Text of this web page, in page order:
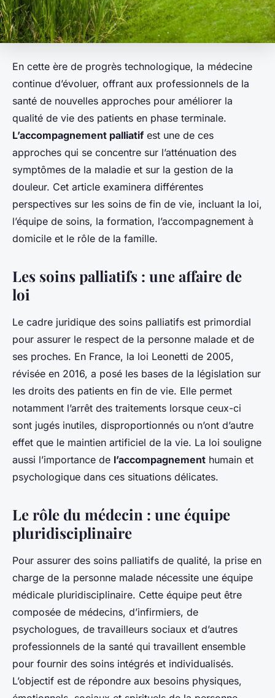
En cette ère de progrès technologique, la médecine
continue d’évoluer, offrant aux professionnels de la
santé de nouvelles approches pour améliorer la
qualité de vie des patients en phase terminale.
L’accompagnement palliatif est une de ces
approches qui se concentre sur l’atténuation des
symptômes de la maladie et sur la gestion de la
douleur. Cet article examinera différentes
perspectives sur les soins de fin de vie, incluant la loi,
l’équipe de soins, la formation, l’accompagnement à
domicile et le rôle de la famille.
Les soins palliatifs : une affaire de
loi
Le cadre juridique des soins palliatifs est primordial
pour assurer le respect de la personne malade et de
ses proches. En France, la loi Leonetti de 2005,
révisée en 2016, a posé les bases de la législation sur
les droits des patients en fin de vie. Elle permet
notamment l’arrêt des traitements lorsque ceux-ci
sont jugés inutiles, disproportionnés ou n’ont d’autre
effet que le maintien artificiel de la vie. La loi souligne
aussi l’importance de l’accompagnement humain et
psychologique dans ces situations délicates.
Le rôle du médecin : une équipe
pluridisciplinaire
Pour assurer des soins palliatifs de qualité, la prise en
charge de la personne malade nécessite une équipe
médicale pluridisciplinaire. Cette équipe peut être
composée de médecins, d’infirmiers, de
psychologues, de travailleurs sociaux et d’autres
professionnels de la santé qui travaillent ensemble
pour fournir des soins intégrés et individualisés.
L’objectif est de répondre aux besoins physiques,